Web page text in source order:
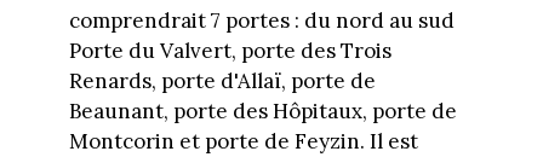
comprendrait 7 portes : du nord au sud
Porte du Valvert, porte des Trois
Renards, porte d'Allaï, porte de
Beaunant, porte des Hôpitaux, porte de
Montcorin et porte de Feyzin. Il est